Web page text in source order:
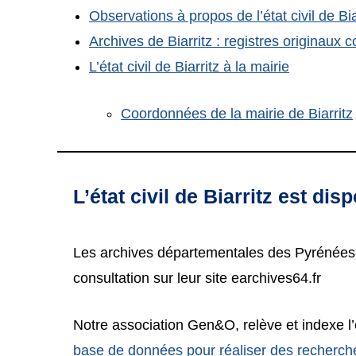
Observations à propos de l’état civil de
Archives de Biarritz : registres originaux
L’état civil de Biarritz à la mairie
Coordonnées de la mairie de Biarritz
L’état civil de Biarritz est
Les archives départementales des
consultation sur leur site earchives64.fr
Notre association Gen&O, relève et indexe
base de données pour réaliser des